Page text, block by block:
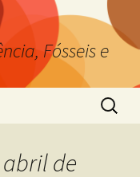
Fósseis e
de